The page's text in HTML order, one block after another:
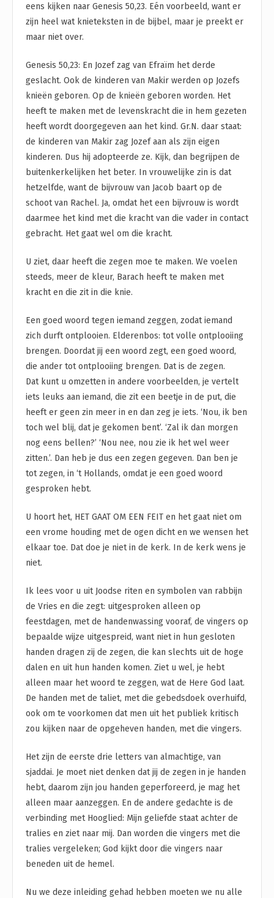
eens kijken naar Genesis 50,23. Eén voorbeeld, want er
zijn heel wat knieteksten in de bijbel, maar je preekt er
maar niet over.
Genesis 50,23: En Jozef zag van Efraïm het derde
geslacht. Ook de kinderen van Makir werden op Jozefs
knieën geboren. Op de knieën geboren worden. Het
heeft te maken met de levenskracht die in hem gezeten
heeft wordt doorgegeven aan het kind. Gr.N. daar staat:
de kinderen van Makir zag Jozef aan als zijn eigen
kinderen. Dus hij adopteerde ze. Kijk, dan begrijpen de
buitenkerkelijken het beter. In vrouwelijke zin is dat
hetzelfde, want de bijvrouw van Jacob baart op de
schoot van Rachel. Ja, omdat het een bijvrouw is wordt
daarmee het kind met die kracht van die vader in contact
gebracht. Het gaat wel om die kracht.
U ziet, daar heeft die zegen moe te maken. We voelen
steeds, meer de kleur, Barach heeft te maken met
kracht en die zit in die knie.
Een goed woord tegen iemand zeggen, zodat iemand
zich durft ontplooien. Elderenbos: tot volle ontplooiing
brengen. Doordat jij een woord zegt, een goed woord,
die ander tot ontplooiing brengen. Dat is de zegen.
Dat kunt u omzetten in andere voorbeelden, je vertelt
iets leuks aan iemand, die zit een beetje in de put, die
heeft er geen zin meer in en dan zeg je iets. ‘Nou, ik ben
toch wel blij, dat je gekomen bent’. ‘Zal ik dan morgen
nog eens bellen?’ ‘Nou nee, nou zie ik het wel weer
zitten.’. Dan heb je dus een zegen gegeven. Dan ben je
tot zegen, in ‘t Hollands, omdat je een goed woord
gesproken hebt.
U hoort het, HET GAAT OM EEN FEIT en het gaat niet om
een vrome houding met de ogen dicht en we wensen het
elkaar toe. Dat doe je niet in de kerk. In de kerk wens je
niet.
Ik lees voor u uit Joodse riten en symbolen van rabbijn
de Vries en die zegt: uitgesproken alleen op
feestdagen, met de handenwassing vooraf, de vingers op
bepaalde wijze uitgespreid, want niet in hun gesloten
handen dragen zij de zegen, die kan slechts uit de hoge
dalen en uit hun handen komen. Ziet u wel, je hebt
alleen maar het woord te zeggen, wat de Here God laat.
De handen met de taliet, met die gebedsdoek overhuifd,
ook om te voorkomen dat men uit het publiek kritisch
zou kijken naar de opgeheven handen, met die vingers.
Het zijn de eerste drie letters van almachtige, van
sjaddai. Je moet niet denken dat jij de zegen in je handen
hebt, daarom zijn jou handen geperforeerd, je mag het
alleen maar aanzeggen. En de andere gedachte is de
verbinding met Hooglied: Mijn geliefde staat achter de
tralies en ziet naar mij. Dan worden die vingers met die
tralies vergeleken; God kijkt door die vingers naar
beneden uit de hemel.
Nu we deze inleiding gehad hebben moeten we nu alle